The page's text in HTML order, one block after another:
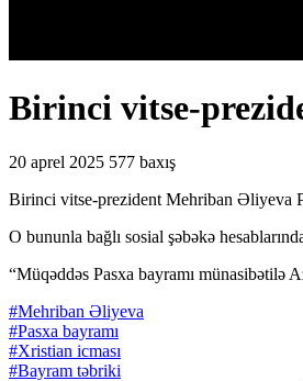
Birinci vitse-
20 aprel 2025 577 baxış
Birinci vitse-prezident Mehriban Əliyeva
O bununla bağlı sosial şəbəkə
“Müqəddəs Pasxa bayramı münasibətilə
#Mehriban Əliyeva
#Pasxa bayramı
#Xristian icması
#Bayram təbriki